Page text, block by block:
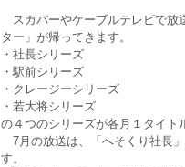
スカパーやケーブルテレビで放
ター」が帰ってきます。
・社長シリーズ
・駅前シリーズ
・クレージーシリーズ
・若大将シリーズ
の４つのシリーズが各月１タイト
7月の放送は、「へそくり社長
す。